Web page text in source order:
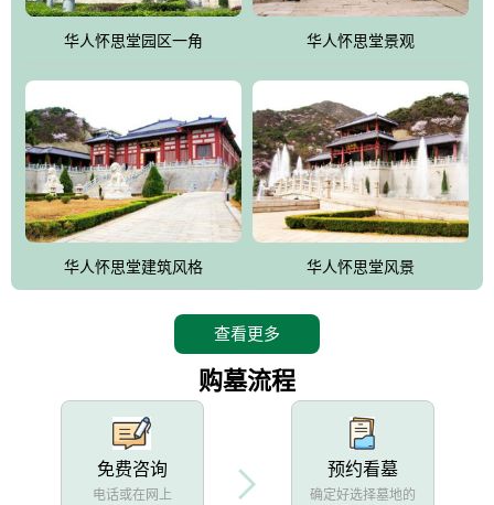
地宫陵寝式的，入口楹联选材于著名田园诗人陶渊明"亲戚或余悲，
他人亦已歌，死后何所道，托体同山阿"中的后两句。反应了回归大
雀，后玄武"的四大吉祥物铜雕挂件。
华人怀思堂园区一角 华人怀思堂景观
华人怀思堂建筑风格 华人怀思堂风景
查看更多
购墓流程
免费咨询
电话或在网上
预约看墓
确定好选择墓地的